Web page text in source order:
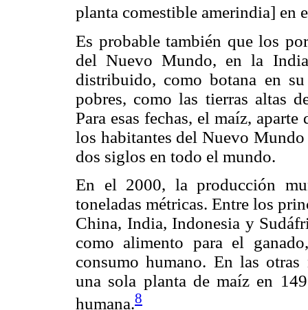
planta comestible amerindia] en
Es probable también que los
del Nuevo Mundo, en la
distribuido, como botana en
pobres, como las tierras altas
Para esas fechas, el maíz,
los habitantes del Nuevo
dos siglos en todo el mundo.
En el 2000, la producción
toneladas métricas. Entre los
China, India, Indonesia y
como alimento para el
consumo humano. En las
una sola planta de maíz en
humana.8